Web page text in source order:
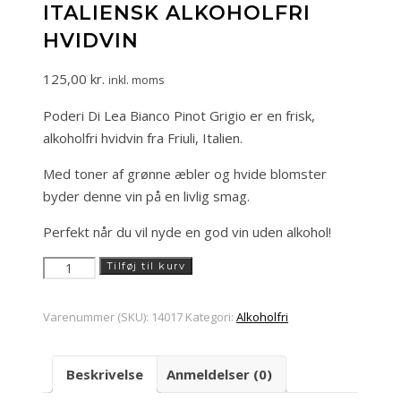
ITALIENSK ALKOHOLFRI
HVIDVIN
125,00 kr. inkl. moms
Poderi Di Lea Bianco Pinot Grigio er en frisk,
alkoholfri hvidvin fra Friuli, Italien.
Med toner af grønne æbler og hvide blomster
byder denne vin på en livlig smag.
Perfekt når du vil nyde en god vin uden alkohol!
Italiensk
hvidvin
Tilføj til kurv
Varenummer (SKU): 14017 Kategori: Alkoholfri
Beskrivelse Anmeldelser (0)